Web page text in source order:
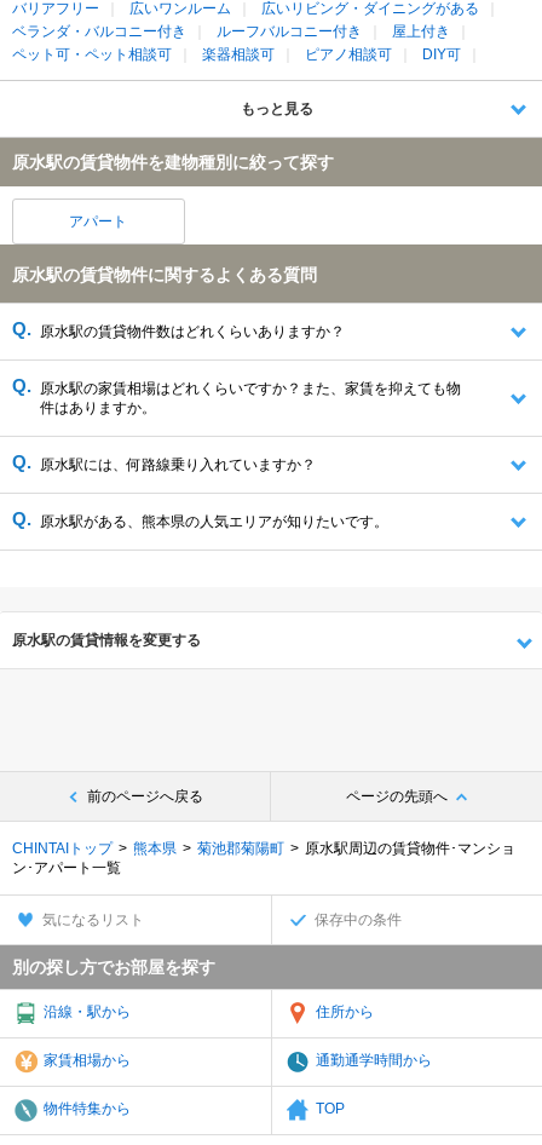
バリアフリー
広いワンルーム
広いリビング・ダイニングがある
ベランダ・バルコニー付き
ルーフバルコニー付き
屋上付き
ペット可・ペット相談可
楽器相談可 ピアノ相談可 DIY可
もっと見る
原水駅の賃貸物件を建物種別に絞って探す
アパート
原水駅の賃貸物件に関するよくある質問
原水駅の賃貸物件数はどれくらいありますか？
原水駅の家賃相場はどれくらいですか？また、家賃を抑えても物
件はありますか。
原水駅には、何路線乗り入れていますか？
原水駅がある、熊本県の人気エリアが知りたいです。
原水駅の賃貸情報を変更する
前のページへ戻る ページの先頭へ
CHINTAIトップ 熊本県 菊池郡菊陽町
原水駅周辺の賃貸物件･マンショ
ン･アパート一覧
気になるリスト 保存中の条件
別の探し方でお部屋を探す
沿線・駅から 住所から
家賃相場から 通勤通学時間から
物件特集から TOP